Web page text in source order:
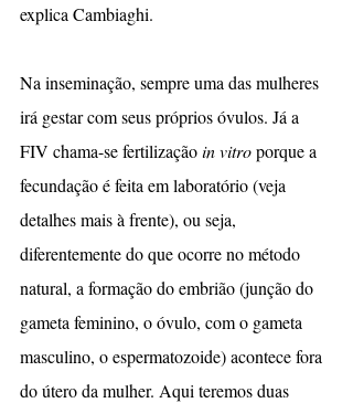
explica Cambiaghi.
Na inseminação, sempre uma das mulheres
irá gestar com seus próprios óvulos. Já a
FIV chama-se fertilização in vitro porque a
fecundação é feita em laboratório (veja
detalhes mais à frente), ou seja,
diferentemente do que ocorre no método
natural, a formação do embrião (junção do
gameta feminino, o óvulo, com o gameta
masculino, o espermatozoide) acontece fora
do útero da mulher. Aqui teremos duas